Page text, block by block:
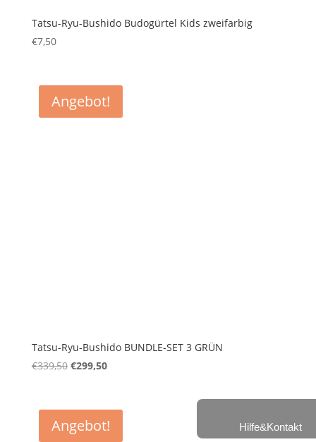
Tatsu-Ryu-Bushido Budogürtel Kids zweifarbig
€7,50
Angebot!
Tatsu-Ryu-Bushido BUNDLE-SET 3 GRÜN
€339,50 Ursprünglicher
€339,50
€299,50Aktueller
€299,50.
Angebot! Hilfe&Kontakt